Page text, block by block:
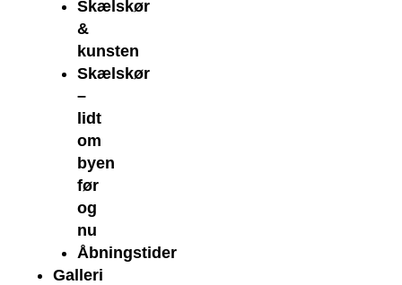
Skælskør
&
kunsten
Skælskør
–
lidt
om
byen
før
og
nu
Åbningstider
Galleri